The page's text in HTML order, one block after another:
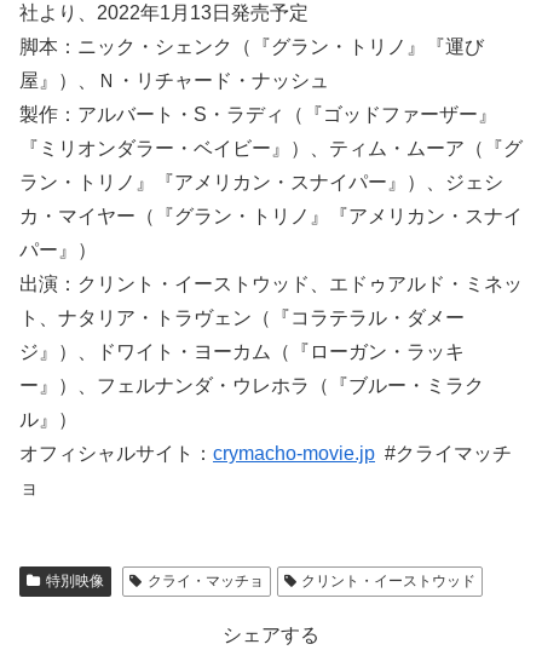
社より、2022年1月13日発売予定
脚本：ニック・シェンク（『グラン・トリノ』『運び
屋』）、Ｎ・リチャード・ナッシュ
製作：アルバート・S・ラディ（『ゴッドファーザー』
『ミリオンダラー・ベイビー』）、ティム・ムーア（『グ
ラン・トリノ』『アメリカン・スナイパー』）、ジェシ
カ・マイヤー（『グラン・トリノ』『アメリカン・スナイ
パー』）
出演：クリント・イーストウッド、エドゥアルド・ミネッ
ト、ナタリア・トラヴェン（『コラテラル・ダメー
ジ』）、ドワイト・ヨーカム（『ローガン・ラッキ
ー』）、フェルナンダ・ウレホラ（『ブルー・ミラク
ル』）
オフィシャルサイト： crymacho-movie.jp #クライマッチ
ョ
特別映像 クライ・マッチョ クリント・イーストウッド
シェアする